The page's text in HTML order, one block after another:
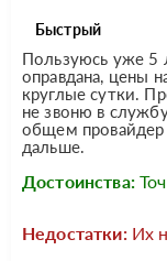
Быстрый
Пользуюсь уже 5
оправдана, цены
круглые сутки.
не звоню в
общем провайдер
дальше.
Достоинства:
Недостатки: Их